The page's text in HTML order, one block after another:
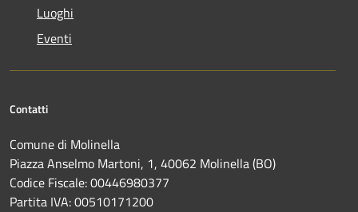
Luoghi
Eventi
Contatti
Comune di Molinella
Piazza Anselmo Martoni, 1, 40062 Molinella (BO)
Codice Fiscale: 00446980377
Partita IVA: 00510171200